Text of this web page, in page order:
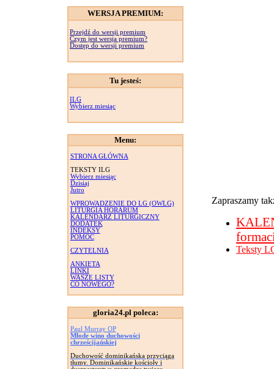
WERSJA PREMIUM:
Przejdź do wersji premium
Czym jest wersja premium?
Dostęp do wersji premium
Tu jesteś:
ILG
Wybierz miesiąc
Menu:
STRONA GŁÓWNA
TEKSTY ILG
Wybierz miesiąc
Dzisiaj
Jutro
WPROWADZENIE DO LG (OWLG)
LITURGIA HORARUM
KALENDARZ LITURGICZNY
DODATEK
INDEKSY
POMOC
CZYTELNIA
ANKIETA
LINKI
WASZE LISTY
CO NOWEGO?
gloria24.pl poleca:
Paul Murray OP
Młode wino duchowości
chrześcijańskiej
Duchowość dominikańska przyciąga
tłumy. Dominikańskie kościoły i
Zapraszamy
Teksty